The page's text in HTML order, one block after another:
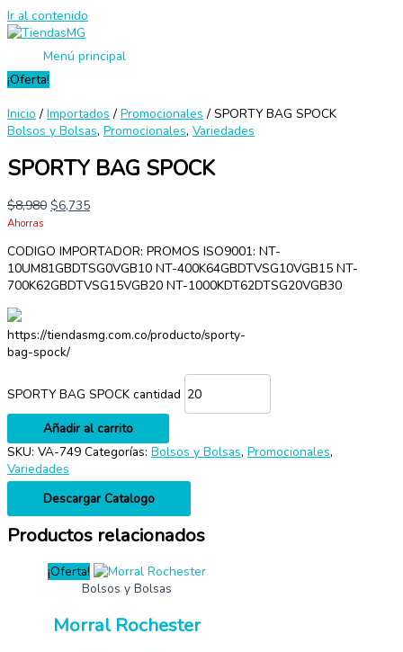
Ir al contenido
Menú principal
¡Oferta!
Inicio / Importados / Promocionales / SPORTY BAG SPOCK
Bolsos y Bolsas, Promocionales, Variedades
SPORTY BAG SPOCK
$8,980 $6,735
Ahorras
CODIGO IMPORTADOR: PROMOS ISO9001: NT-
10UM81GBDTSG0VGB10 NT-400K64GBDTVSG10VGB15 NT-
700K62GBDTVSG15VGB20 NT-1000KDT62DTSG20VGB30
https://tiendasmg.com.co/producto/sporty-
bag-spock/
SPORTY BAG SPOCK cantidad
Añadir al carrito
SKU: VA-749 Categorías: Bolsos y Bolsas, Promocionales,
Variedades
Descargar Catalogo
Productos relacionados
¡Oferta!
Bolsos y Bolsas
Morral Rochester